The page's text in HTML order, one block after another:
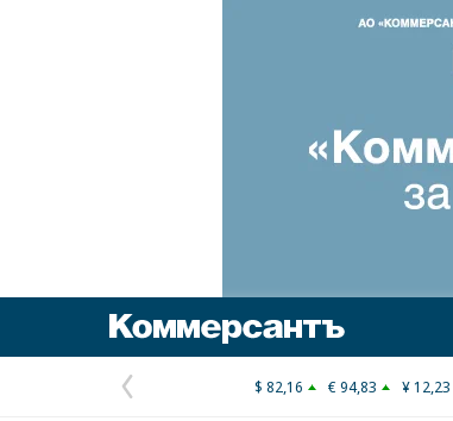
Предыдущая
$ 82,16 € 94,83 ¥ 12,23